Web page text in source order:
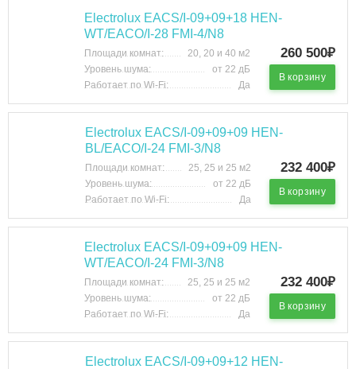
Electrolux EACS/I-09+09+18 HEN-
WT/EACO/I-28 FMI-4/N8
Площади комнат:
20, 20 и 40 м2
Уровень шума:
от 22 дБ
Работает по Wi-Fi:
Да
260 500₽
В корзину
Electrolux EACS/I-09+09+09 HEN-
BL/EACO/I-24 FMI-3/N8
Площади комнат:
25, 25 и 25 м2
Уровень шума:
от 22 дБ
Работает по Wi-Fi:
Да
232 400₽
В корзину
Electrolux EACS/I-09+09+09 HEN-
WT/EACO/I-24 FMI-3/N8
Площади комнат:
25, 25 и 25 м2
Уровень шума:
от 22 дБ
Работает по Wi-Fi:
Да
232 400₽
В корзину
Electrolux EACS/I-09+09+12 HEN-